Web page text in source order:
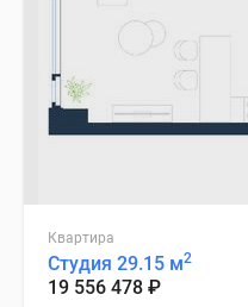
Квартира
Студия 29.15 м2
19 556 478 ₽